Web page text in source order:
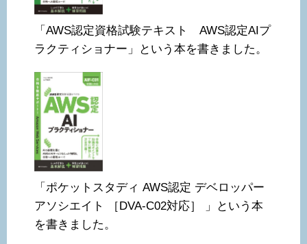
「AWS認定資格試験テキスト AWS認定AIプ
ラクティショナー」という本を書きました。
「ポケットスタディ AWS認定 デベロッパー
アソシエイト ［DVA-C02対応］ 」という本
を書きました。